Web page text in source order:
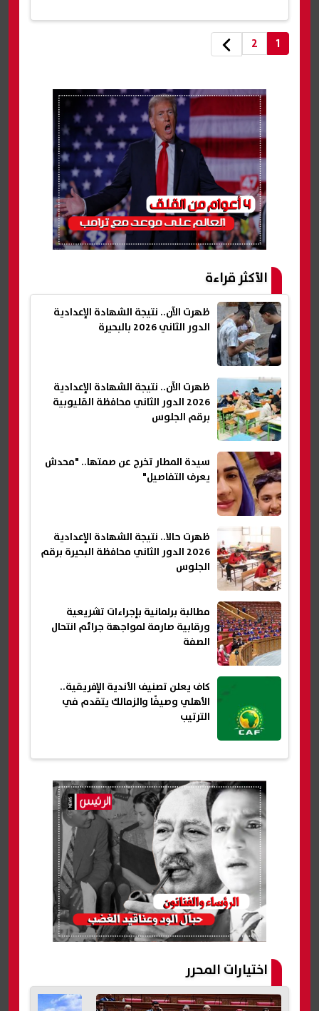
1
2
الأكثر قراءة
ظهرت الآن.. نتيجة الشهادة الإعدادية
الدور الثاني 2026 بالبحيرة
ظهرت الآن.. نتيجة الشهادة الإعدادية
2026 الدور الثاني محافظة القليوبية
برقم الجلوس
سيدة المطار تخرج عن صمتها.. "محدش
يعرف التفاصيل"
ظهرت حالا.. نتيجة الشهادة الإعدادية
2026 الدور الثاني محافظة البحيرة برقم
الجلوس
مطالبة برلمانية بإجراءات تشريعية
ورقابية صارمة لمواجهة جرائم انتحال
الصفة
كاف يعلن تصنيف الأندية الإفريقية..
الأهلي وصيفًا والزمالك يتقدم في
الترتيب
اختيارات المحرر